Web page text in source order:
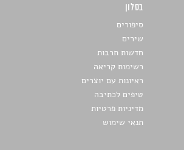
בסלון
סיפורים
שירים
חדשות תרבות
רשימות קריאה
ראיונות עם יוצרים
טיפים לכתיבה
מדיניות פרטיות
תנאי שימוש